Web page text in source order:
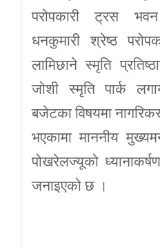
परोपकारी ट्रस भवन
धनकुमारी श्रेष्ठ
लामिछाने स्मृति
जोशी स्मृति पार्क
बजेटका विषयमा
भएकामा माननीय
पोखरेलज्यूको
जनाइएको छ ।